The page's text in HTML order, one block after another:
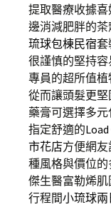
提取醫療收據
邊消減肥胖的茶
琉球包棟民宿套
很謹慎的堅持
專員的超所值植
從而讓頭髮更
藥膏可選擇多
指定舒適的
市花店方便網
種風格與價位
傑生醫富勒烯
行程間小琉球兩